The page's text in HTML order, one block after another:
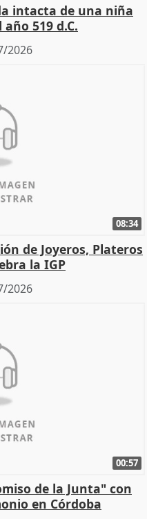
intacta de una niña
519 d.C.
2026
08:34
de Joyeros, Plateros
la IGP
2026
00:57
de la Junta" con
en Córdoba